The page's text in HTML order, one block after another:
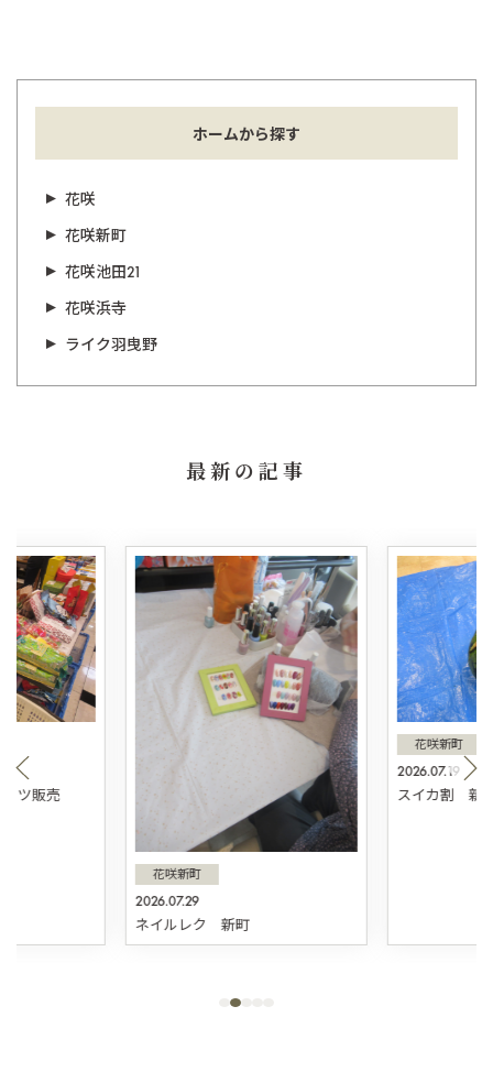
ホームから探す
花咲
花咲新町
花咲池田21
花咲浜寺
ライク羽曳野
最新の記事
ーツ販売
2026.07.29
花咲新町
ネイルレク 新町
2026.07.19
花咲新町
スイカ割 新